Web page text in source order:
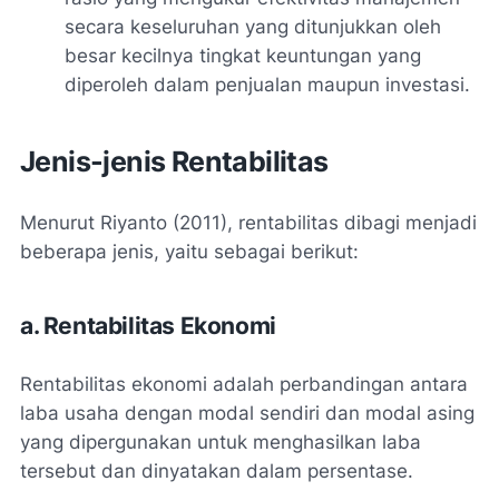
secara keseluruhan yang ditunjukkan oleh
besar kecilnya tingkat keuntungan yang
diperoleh dalam penjualan maupun investasi.
Jenis-jenis Rentabilitas
Menurut Riyanto (2011), rentabilitas dibagi menjadi
beberapa jenis, yaitu sebagai berikut:
a. Rentabilitas Ekonomi
Rentabilitas ekonomi adalah perbandingan antara
laba usaha dengan modal sendiri dan modal asing
yang dipergunakan untuk menghasilkan laba
tersebut dan dinyatakan dalam persentase.